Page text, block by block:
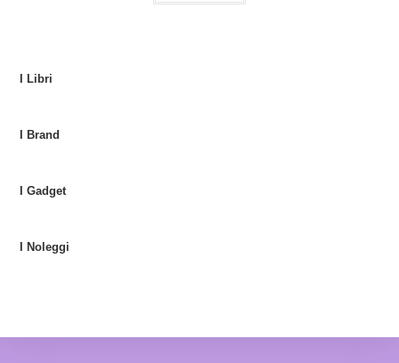
I Libri
I Brand
I Gadget
I Noleggi